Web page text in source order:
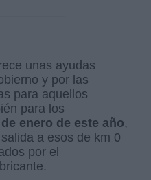
unas ayudas
y por las
para aquellos
para los
enero de este año,
a esos de km 0
por el